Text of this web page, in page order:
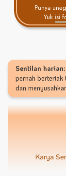
Punya
Yuk isi
Sentilan harian:
pernah
dan
Karya